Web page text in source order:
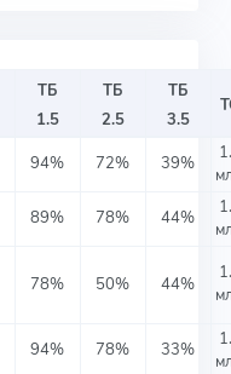
ТБ
1.5
ТБ
2.5
ТБ
3.5
94% 72% 39%
89% 78% 44%
78% 50% 44%
94% 78% 33%